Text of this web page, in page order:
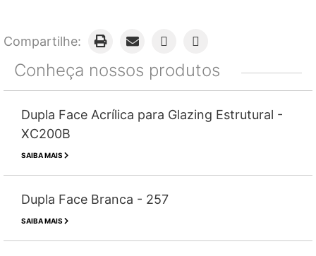
Compartilhe:
Conheça nossos produtos
Dupla Face Acrílica para Glazing Estrutural -
XC200B
SAIBA MAIS
Dupla Face Branca - 257
SAIBA MAIS